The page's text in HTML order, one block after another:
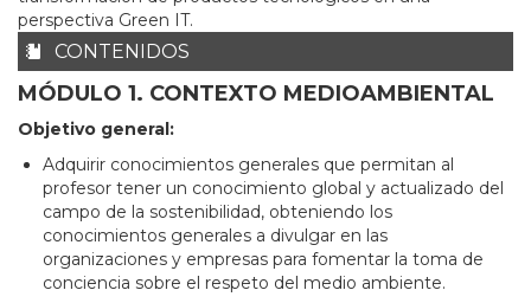
perspectiva Green IT.
CONTENIDOS
MÓDULO 1. CONTEXTO MEDIOAMBIENTAL
Objetivo general:
Adquirir conocimientos generales que permitan al
profesor tener un conocimiento global y actualizado del
campo de la sostenibilidad, obteniendo los
conocimientos generales a divulgar en las
organizaciones y empresas para fomentar la toma de
conciencia sobre el respeto del medio ambiente.